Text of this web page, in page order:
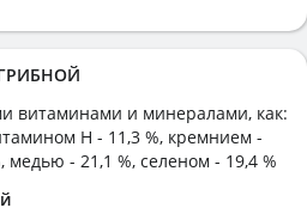
ГРИБНОЙ
витаминами и минералами, как:
H - 11,3 %, кремнием -
медью - 21,1 %, селеном - 19,4 %